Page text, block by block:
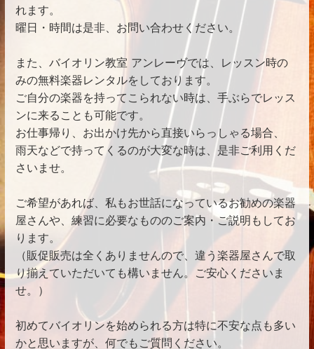
れます。
曜日・時間は是非、お問い合わせください。
また、バイオリン教室 アンレーヴでは、レッスン時の
みの無料楽器レンタルをしております。
ご自分の楽器を持ってこられない時は、手ぶらでレッス
ンに来ることも可能です。
お仕事帰り、お出かけ先から直接いらっしゃる場合、
雨天などで持ってくるのが大変な時は、是非ご利用くだ
さいませ。
ご希望があれば、私もお世話になっているお勧めの楽器
屋さんや、練習に必要なもののご案内・ご説明もしてお
ります。
（販促販売は全くありませんので、違う楽器屋さんで取
り揃えていただいても構いません。ご安心くださいま
せ。）
初めてバイオリンを始められる方は特に不安な点も多い
かと思いますが、何でもご質問ください。